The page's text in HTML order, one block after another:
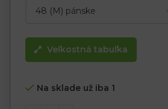
Veľkostná tabuľka
Na sklade už iba 1